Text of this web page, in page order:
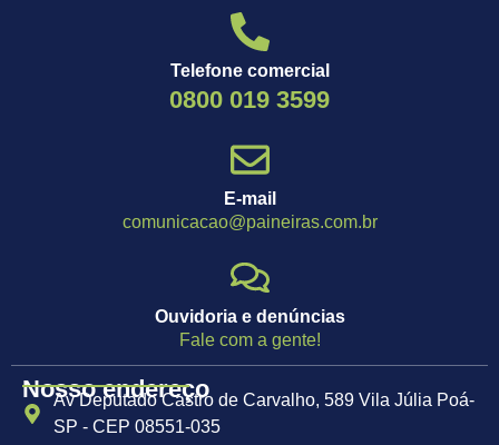
Telefone comercial
0800 019 3599
E-mail
comunicacao@paineiras.com.br
Ouvidoria e denúncias
Fale com a gente!
Nosso endereço
Av Deputado Castro de Carvalho, 589 Vila Júlia Poá-
SP - CEP 08551-035